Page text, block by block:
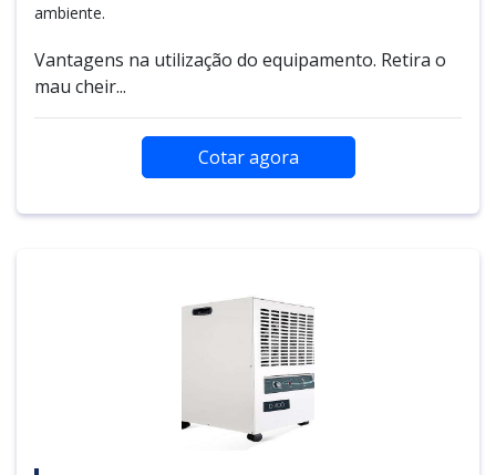
ambiente.
Vantagens na utilização do equipamento. Retira o
mau cheir...
Cotar agora